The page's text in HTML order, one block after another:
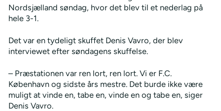
Nordsjælland søndag, hvor det blev til et nederlag på
hele 3-1.
Det var en tydeligt skuffet Denis Vavro, der blev
interviewet efter søndagens skuffelse.
– Præstationen var ren lort, ren lort. Vi er F.C.
København og sidste års mestre. Det burde ikke være
muligt at vinde en, tabe en, vinde en og tabe en, siger
Denis Vavro.